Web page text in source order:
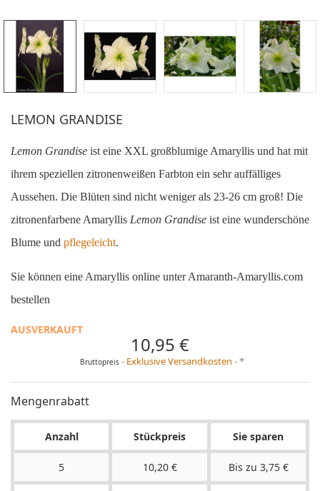
LEMON GRANDISE
Lemon Grandise ist eine XXL großblumige Amaryllis und hat mit
ihrem speziellen zitronenweißen Farbton ein sehr auffälliges
Aussehen. Die Blüten sind nicht weniger als 23-26 cm groß! Die
zitronenfarbene Amaryllis Lemon Grandise ist eine wunderschöne
Blume und pflegeleicht.
Sie können eine Amaryllis online unter Amaranth-Amaryllis.com
bestellen
AUSVERKAUFT
10,95 €
Bruttopreis Exklusive Versandkosten *
Mengenrabatt
Anzahl Stückpreis Sie sparen
5 10,20 € Bis zu 3,75 €